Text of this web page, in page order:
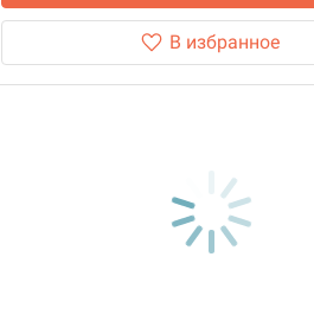
В избранное